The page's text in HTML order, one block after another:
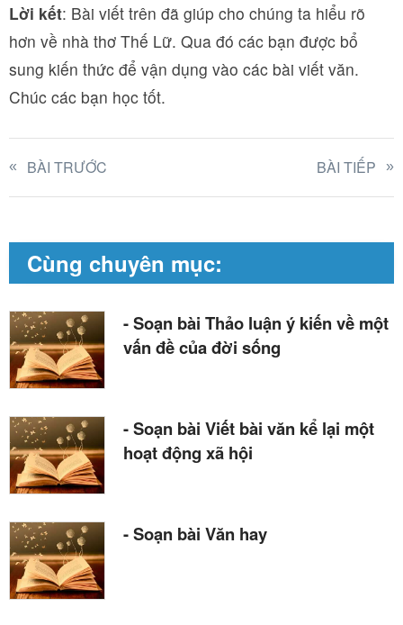
Lời kết: Bài viết trên đã giúp cho chúng ta hiểu rõ
hơn về nhà thơ Thế Lữ. Qua đó các bạn được bổ
sung kiến thức để vận dụng vào các bài viết văn.
Chúc các bạn học tốt.
BÀI TRƯỚC BÀI TIẾP
Cùng chuyên mục:
- Soạn bài Thảo luận ý kiến về một
vấn đề của đời sống
- Soạn bài Viết bài văn kể lại một
hoạt động xã hội
- Soạn bài Văn hay